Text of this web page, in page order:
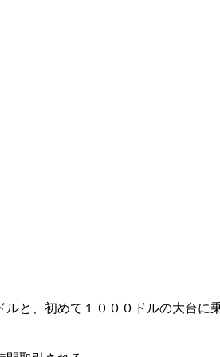
と、初めて１０００ドルの大台に乗